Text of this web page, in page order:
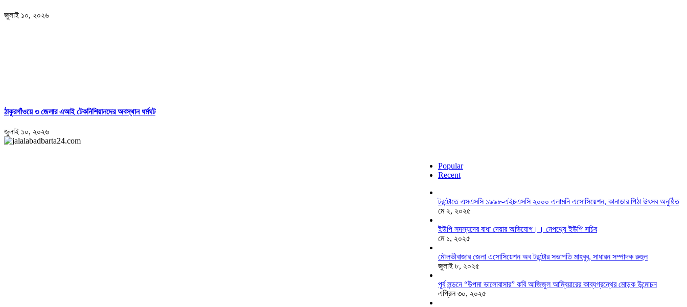
জুলাই ১০, ২০২৬
ঠাকুরগাঁওয়ে ৩ জেলার এআই টেকনিশিয়ানদের অবস্থান ধর্মঘট
জুলাই ১০, ২০২৬
Popular
Recent
টরন্টোতে এসএসসি ১৯৯৮-এইচএসসি ২০০০ এলামনি এসোসিয়েশন, কানাডার পিঠা উৎসব অনুষ্ঠিত
মে ২, ২০২৫
ইউপি সদস্যদের বাধা দেয়ার অভিযোগ।। নেপথ্যে ইউপি সচিব
মে ১, ২০২৫
মৌলভীবাজার জেলা এসোসিয়েশন অব টরন্টোর সভাপতি মাহবুব, সাধারন সম্পাদক রুহুল
জুলাই ৮, ২০২৫
পূর্ব লন্ডনে “উপমা ভালোবাসার” কবি আজিজুল আম্বিয়ারের কাব্যগ্রন্থের মোড়ক উন্মোচন
এপ্রিল ৩০, ২০২৫